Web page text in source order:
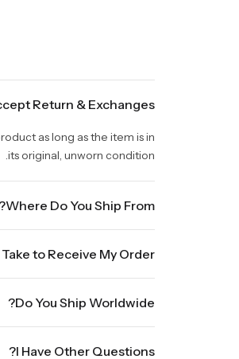
Return & Exchanges?
as long as the item is in
its original, unworn condition.
Where Do You Ship From?
to Receive My Order?
for order processing during
depending on your location.
Do You Ship Worldwide?
I Have Other Questions?